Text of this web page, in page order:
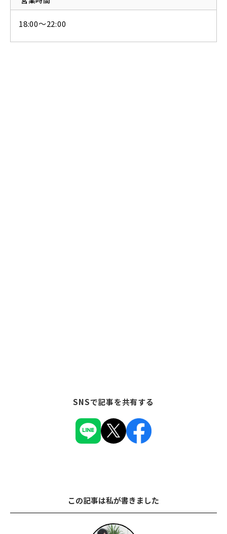
18:00～22:00
SNSで記事を共有する
この記事は私が書きました